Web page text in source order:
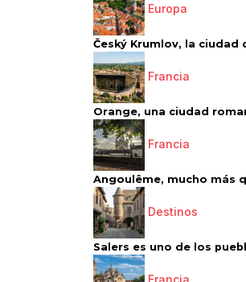
Europa
Český Krumlov, la ciudad
Francia
Orange, una ciudad
Francia
Angoulême, mucho más
Destinos
Salers es uno de los
Francia